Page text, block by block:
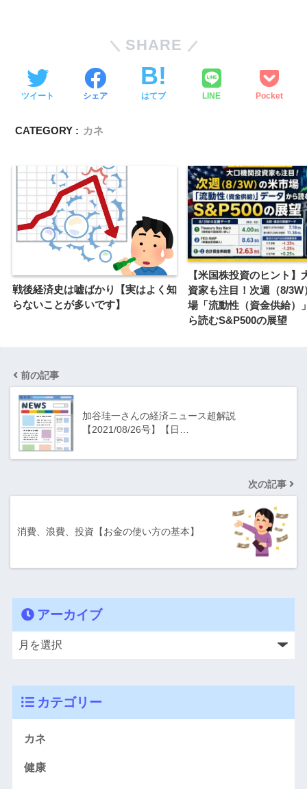
SHARE
ツイート シェア はてブ LINE Pocket
CATEGORY : カネ
戦後経済史は嘘ばかり【実はよく知
らないことが多いです】
【米国株投資のヒント】
資家も注目！次週（8/3W
場「流動性（資金供給）
ら読むS&P500の展望
前の記事
加谷珪一さんの経済ニュース超解説
【2021/08/26号】【日…
次の記事
消費、浪費、投資【お金の使い方の基本】
アーカイブ
カテゴリー
カネ
健康